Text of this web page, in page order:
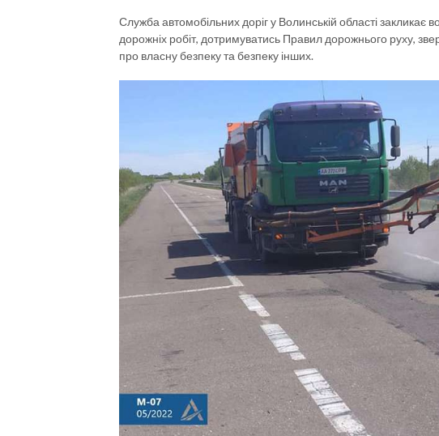
Служба автомобільних доріг у Волинській області закликає
дорожніх робіт, дотримуватись Правил дорожнього руху,
про власну безпеку та безпеку інших.